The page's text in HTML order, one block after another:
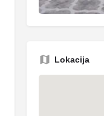
Lokacija